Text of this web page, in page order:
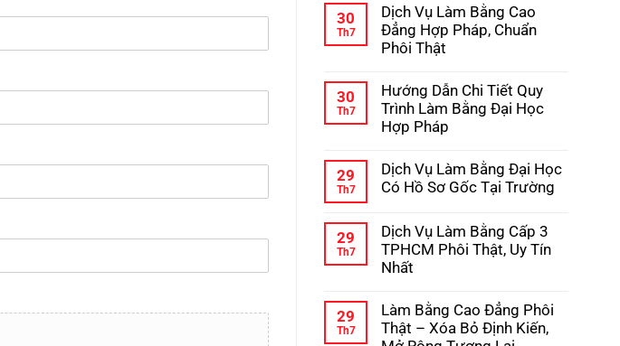
Lừa
Đảo
Tiết
Quy
Trình
Làm
3
Hợp
Pháp
bình
luận
ở
Dịch
Bằng
Trung
Cấp
Hợp
Gốc
Chuẩn
30
Th7
Dịch Vụ Làm Bằng Cao
Đẳng Hợp Pháp, Chuẩn
Phôi Thật
bình
luận
ở
Dịch
Bằng
Cao
Đẳng
Chuẩn
Phôi
Thật
30
Th7
Hướng Dẫn Chi Tiết Quy
Trình Làm Bằng Đại Học
Hợp Pháp
bình
luận
ở
Chi
Tiết
Quy
Trình
Đại
Học
Hợp
29
Th7
Dịch Vụ Làm Bằng Đại Học
Có Hồ Sơ Gốc Tại Trường
bình
luận
ở
Dịch
Bằng
Đại
Học
29
Th7
Dịch Vụ Làm Bằng Cấp 3
TPHCM Phôi Thật, Uy Tín
Nhất
bình
luận
ở
29
Th7
Làm Bằng Cao Đẳng Phôi
Thật – Xóa Bỏ Định Kiến,